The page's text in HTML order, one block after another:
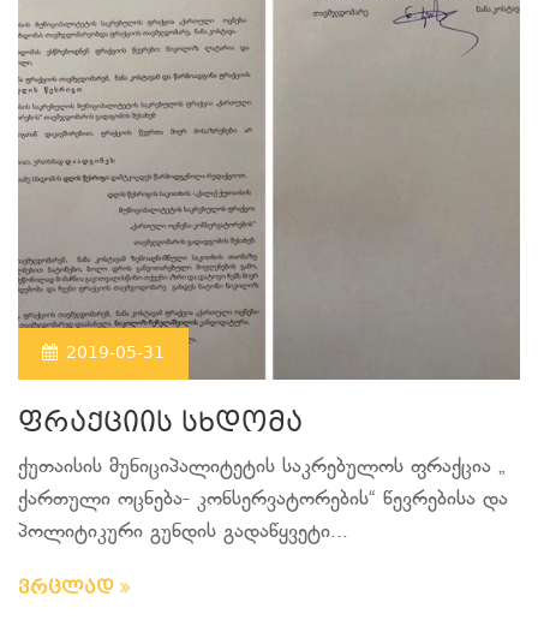
2019-05-31
ფრაქციის სხდომა
ქუთაისის მუნიციპალიტეტის საკრებულოს ფრაქცია „
ქართული ოცნება- კონსერვატორების“ წევრებისა და
პოლიტიკური გუნდის გადაწყვეტი...
ვრცლად